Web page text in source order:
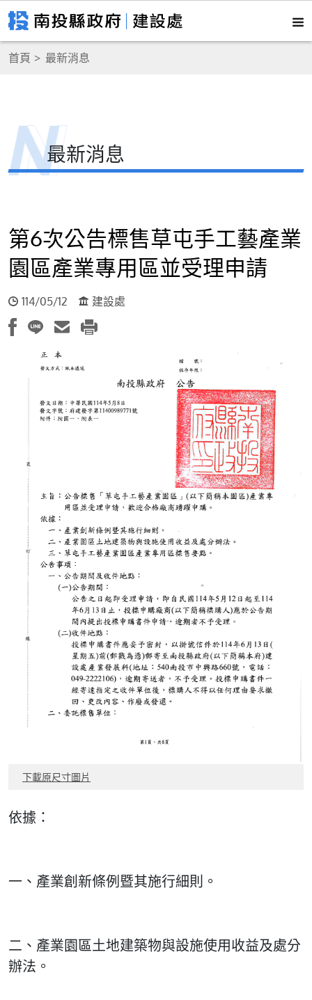
首頁 最新消息
最新消息
第6次公告標售草屯手工藝產業
園區產業專用區並受理申請
114/05/12 建設處
下載原尺寸圖片
依據：
一、產業創新條例暨其施行細則。
二、產業園區土地建築物與設施使用收益及處分
辦法。